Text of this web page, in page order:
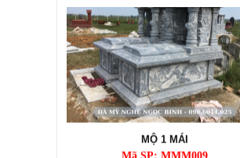
MỘ 1 MÁI
35.000.000 đ